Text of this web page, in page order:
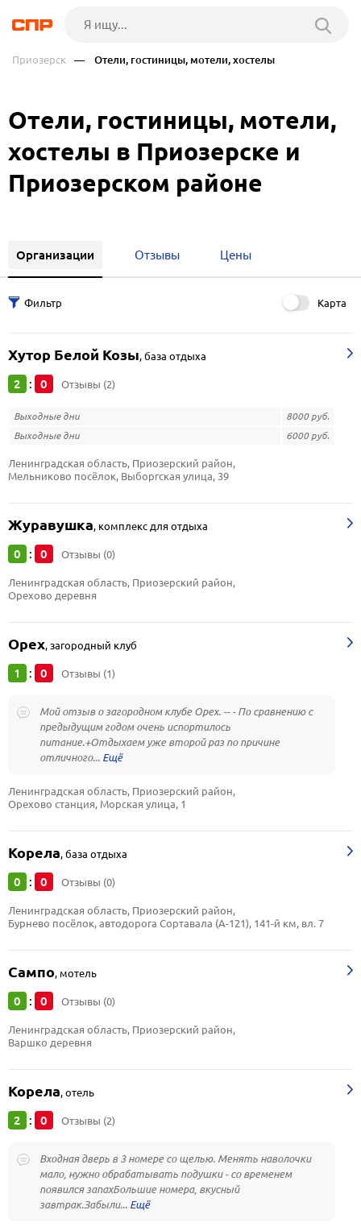
Приозерск — Отели, гостиницы, мотели, хостелы
Отели, гостиницы, мотели,
хостелы в Приозерске и
Приозерском районе
Организации Отзывы Цены
Карта
Хутор Белой Козы,база отдыха
2 : 0 Отзывы (2)
Выходные дни
8000 руб.
Выходные дни
6000 руб.
Ленинградская область, Приозерский район,
Мельниково посёлок, Выборгская улица, 39
Журавушка, комплекс для отдыха
0 : 0 Отзывы (0)
Ленинградская область, Приозерский район,
Орехово деревня
Орех,загородный клуб
1 : 0 Отзывы (1)
Мой отзыв о загородном клубе Орех. -- - По сравнению с
предыдущим годом очень испортилось
питание.+Отдыхаем уже второй раз по причине
отличного...
Ленинградская область, Приозерский район,
Орехово станция, Морская улица, 1
Корела,база отдыха
0 : 0 Отзывы (0)
Ленинградская область, Приозерский район,
Бурнево посёлок, автодорога Сортавала (А-121), 141-й км, вл. 7
Сампо, мотель
0 : 0 Отзывы (0)
Ленинградская область, Приозерский район,
Варшко деревня
Корела,отель
2 : 0 Отзывы (2)
Входная дверь в 3 номере со щелью. Менять наволочки
мало, нужно обрабатывать подушки - со временем
появился запахБольшие номера, вкусный
завтрак.Забыли...